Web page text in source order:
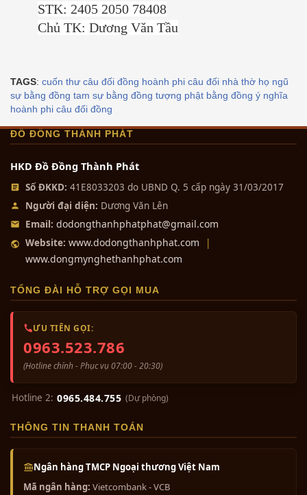
STK: 2405 2050 78408
Chủ TK: Dương Văn Tầu
TAGS: cuốn thư câu đối đồng hoành phi câu đối nhà thờ họ ngũ
sự bằng đồng tam sự bằng đồng tượng phật bằng đồng ý nghĩa
hoành phi câu đối đồng
ĐỒ ĐỒNG THÀNH PHÁT
HKD Đồ Đồng Thành Phát
Số ĐKKD: 41E8033203 do UBND Q. 5 cấp ngày 31/03/2017
Người đại diện: Dương Văn Lên
Email: dodongthanhphatphat@gmail.com
Website: www.dodongthanhphat.com |
www.dongmynghethanhphat.com
TỔNG ĐÀI HỖ TRỢ GỌI MUA
ƯU TIÊN GỌI:
0963.523.786
(Hotline chính - Phục vụ 07:00 - 20:30)
Hotline 2: 0965.484.755 (Dự phòng)
THÔNG TIN THANH TOÁN
Ngân hàng TMCP Ngoại thương Việt Nam
Mã ngân hàng: Vietcombank - VCB